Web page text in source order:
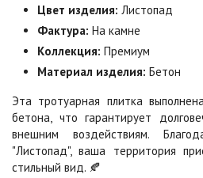
Листопад
1 040 ₽/м
Мокко
1 040 ₽/м2
Оранжевая
Цвет изделия: Листопад
Фактура: На камне
Коллекция: Премиум
Материал изделия: Бетон
Эта тротуарная плитка
бетона, что гарантирует
внешним воздействиям.
"Листопад", ваша территория
стильный вид. 🍂